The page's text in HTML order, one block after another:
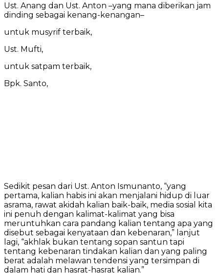
Ust. Anang dan Ust. Anton –yang mana diberikan jam
dinding sebagai kenang-kenangan–
untuk musyrif terbaik,
Ust. Mufti,
untuk satpam terbaik,
Bpk. Santo,
Sedikit pesan dari Ust. Anton Ismunanto, “yang
pertama, kalian habis ini akan menjalani hidup di luar
asrama, rawat akidah kalian baik-baik, media sosial kita
ini penuh dengan kalimat-kalimat yang bisa
meruntuhkan cara pandang kalian tentang apa yang
disebut sebagai kenyataan dan kebenaran,” lanjut
lagi, “akhlak bukan tentang sopan santun tapi
tentang kebenaran tindakan kalian dan yang paling
berat adalah melawan tendensi yang tersimpan di
dalam hati dan hasrat-hasrat kalian.”